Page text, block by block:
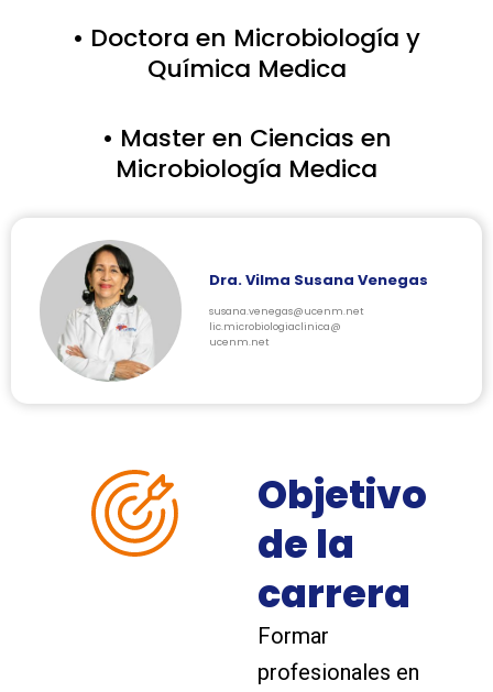
• Doctora en Microbiología y
Química Medica
• Master en Ciencias en
Microbiología Medica
Dra. Vilma Susana Venegas
susana.venegas@ucenm.net
lic.microbiologiaclinica@
ucenm.net
Objetivo
de la
carrera
Formar
profesionales en